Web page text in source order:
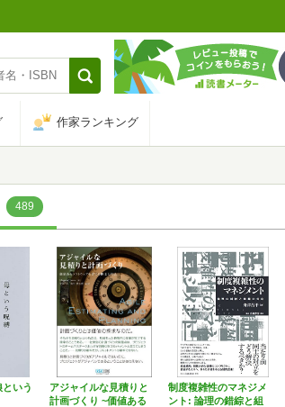
作家ランキング
489
いう
アジャイルな見積りと
計画づくり ~価値ある
制度複雑性のマネジメ
ント: 論理の錯綜と組